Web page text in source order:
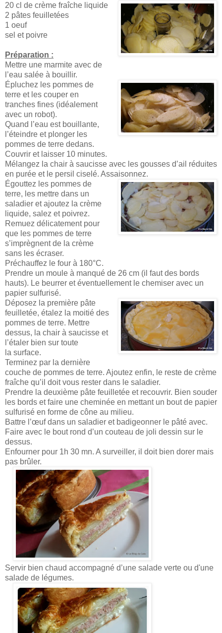
20 cl de crème fraîche liquide
2 pâtes feuilletées
1 oeuf
sel et poivre
Préparation :
Mettre une marmite avec de
l’eau salée à bouillir.
Épluchez les pommes de
terre et les couper en
tranches fines (idéalement
avec un robot).
Quand l’eau est bouillante,
l’éteindre et plonger les
pommes de terre dedans.
Couvrir et laisser 10 minutes.
Mélangez la chair à saucisse avec les gousses d’ail réduites
en purée et le persil ciselé. Assaisonnez.
Égouttez les pommes de
terre, les mettre dans un
saladier et ajoutez la crème
liquide, salez et poivrez.
Remuez délicatement pour
que les pommes de terre
s’imprègnent de la crème
sans les écraser.
Préchauffez le four à 180°C.
Prendre un moule à manqué de 26 cm (il faut des bords
hauts). Le beurrer et éventuellement le chemiser avec un
papier sulfurisé.
Déposez la première pâte
feuilletée, étalez la moitié des
pommes de terre. Mettre
dessus, la chair à saucisse et
l’étaler bien sur toute
la surface.
Terminez par la dernière
couche de pommes de terre. Ajoutez enfin, le reste de crème
fraîche qu’il doit vous rester dans le saladier.
Prendre la deuxième pâte feuilletée et recouvrir. Bien souder
les bords et faire une cheminée en mettant un bout de papier
sulfurisé en forme de cône au milieu.
Battre l’œuf dans un saladier et badigeonner le pâté avec.
Faire avec le bout rond d’un couteau de joli dessin sur le
dessus.
Enfourner pour 1h 30 mn. A surveiller, il doit bien dorer mais
pas brûler.
Servir bien chaud accompagné d’une salade verte ou d'une
salade de légumes.